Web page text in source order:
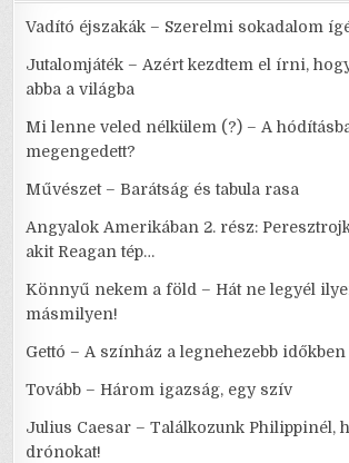
Vadító éjszakák – Szerelmi sokadalom
Jutalomjáték – Azért kezdtem el írni,
abba a világba
Mi lenne veled nélkülem (?) – A
megengedett?
Művészet – Barátság és tabula rasa
Angyalok Amerikában 2. rész:
akit Reagan tép…
Könnyű nekem a föld – Hát ne legyél
másmilyen!
Gettó – A színház a legnehezebb
Tovább – Három igazság, egy szív
Julius Caesar – Találkozunk Philippinél,
drónokat!